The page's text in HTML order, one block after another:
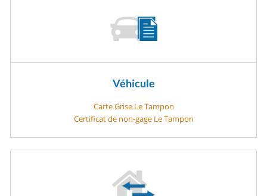
Véhicule
Carte Grise Le Tampon
Certificat de non-gage Le Tampon